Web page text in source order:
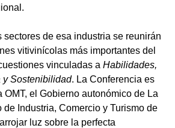
sectores de esa industria se reunirán
vitivinícolas más importantes del
vinculadas a Habilidades,
y Sostenibilidad. La Conferencia es
OMT, el Gobierno autonómico de La
de Industria, Comercio y Turismo de
luz sobre la perfecta